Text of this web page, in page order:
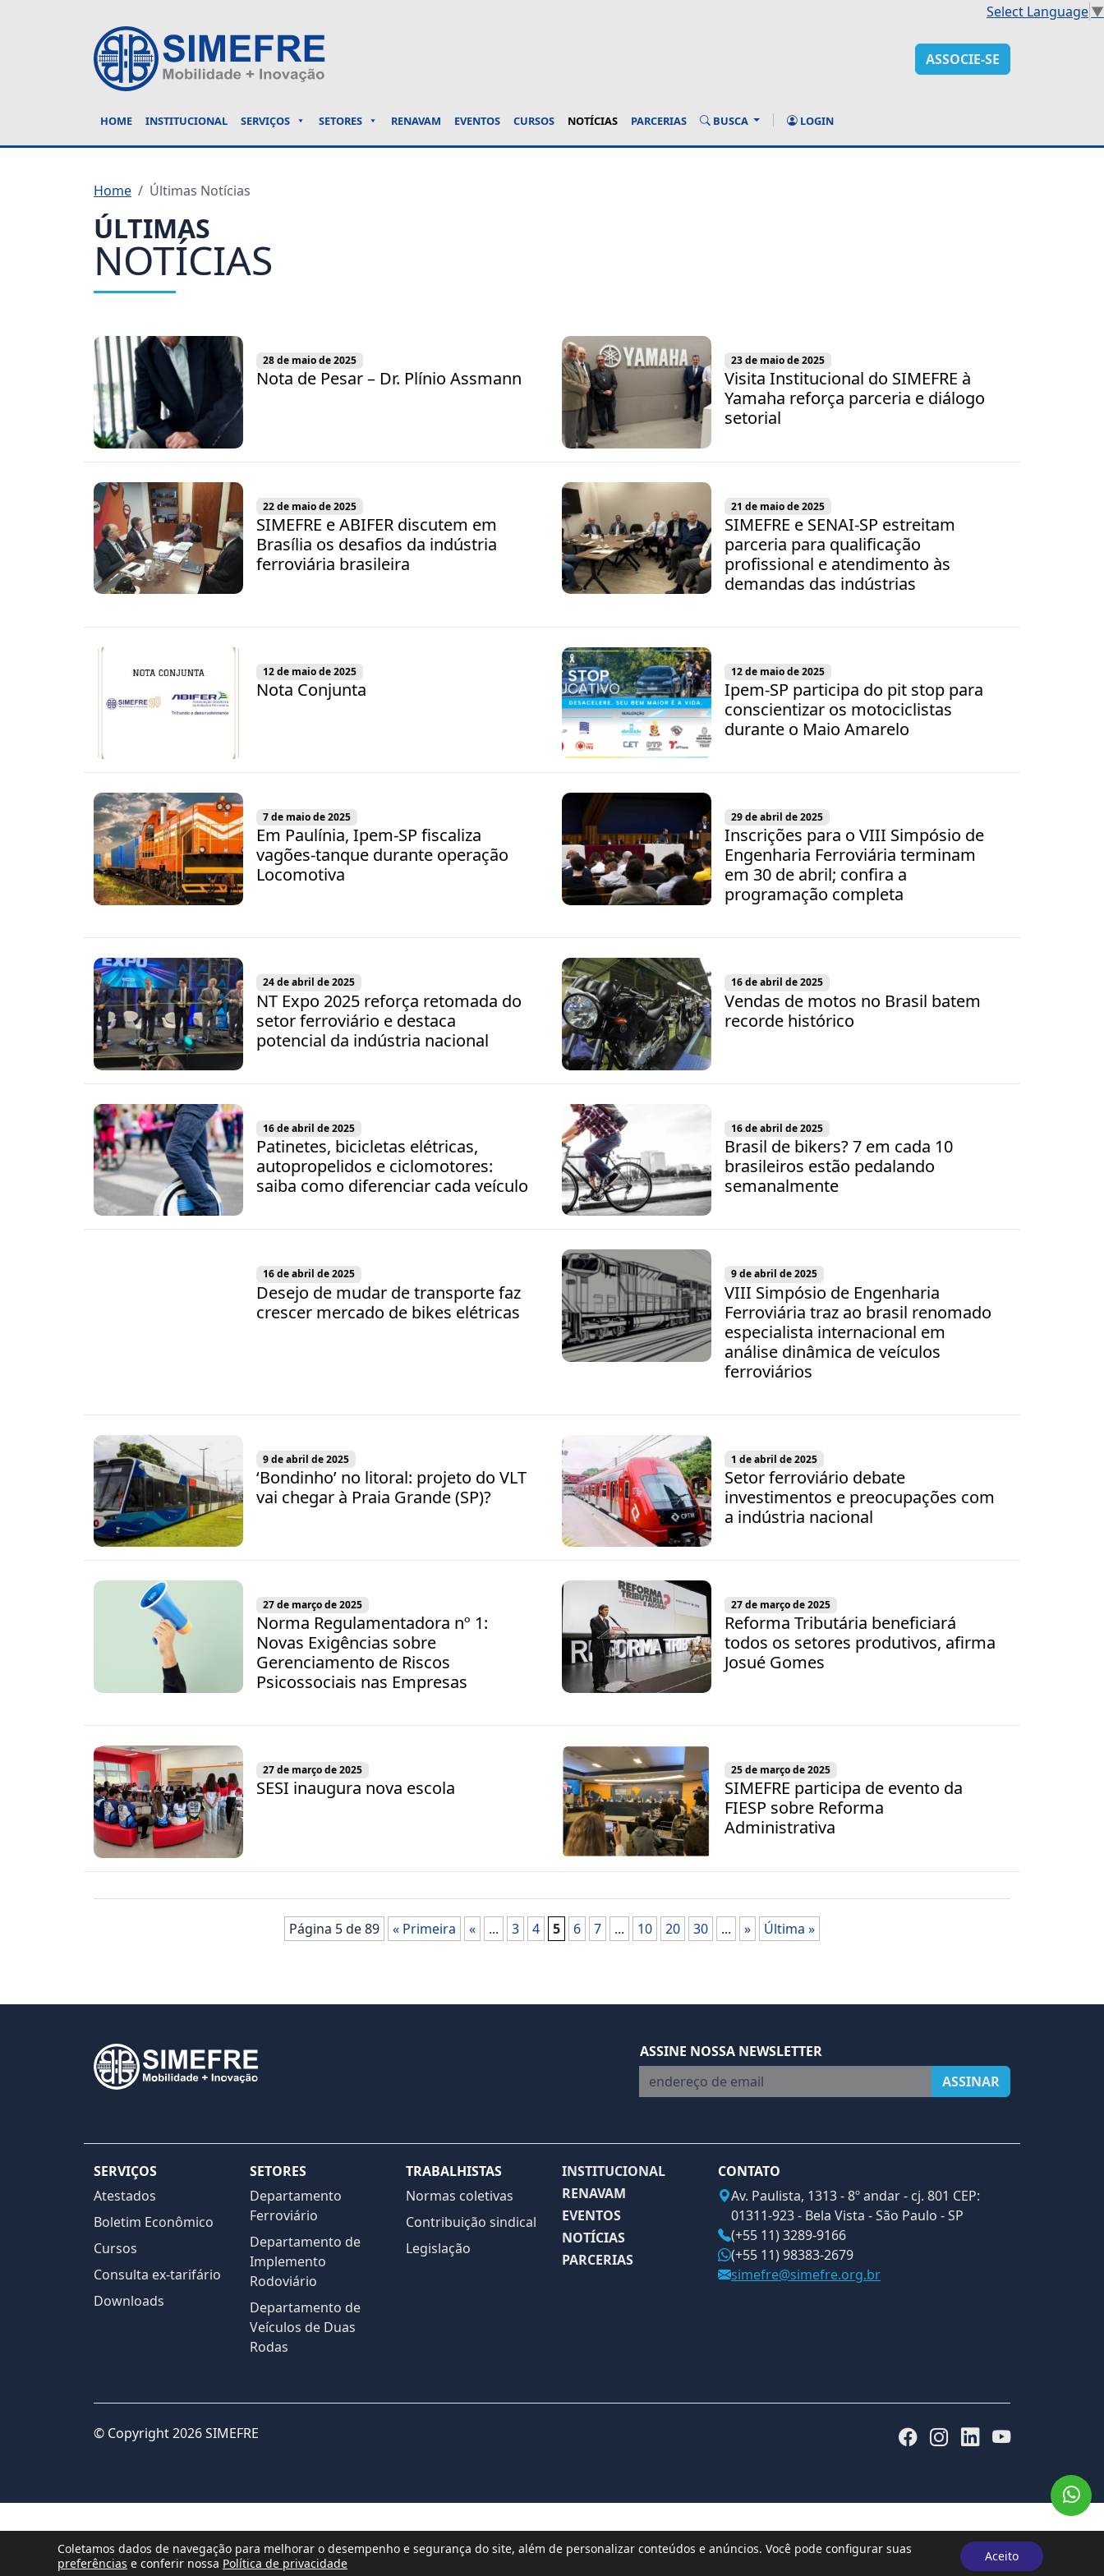
Select Language▼
ASSOCIE-SE
HOME INSTITUCIONAL SERVIÇOS SETORES RENAVAM EVENTOS CURSOS NOTÍCIAS PARCERIAS BUSCA LOGIN
Home Últimas Notícias
ÚLTIMAS
NOTÍCIAS
28 de maio de 2025
Nota de Pesar – Dr. Plínio Assmann
23 de maio de 2025
Visita Institucional do SIMEFRE à
Yamaha reforça parceria e diálogo
setorial
22 de maio de 2025
SIMEFRE e ABIFER discutem em
Brasília os desafios da indústria
ferroviária brasileira
21 de maio de 2025
SIMEFRE e SENAI-SP estreitam
parceria para qualificação
profissional e atendimento às
demandas das indústrias
12 de maio de 2025
Nota Conjunta
12 de maio de 2025
Ipem-SP participa do pit stop para
conscientizar os motociclistas
durante o Maio Amarelo
7 de maio de 2025
Em Paulínia, Ipem-SP fiscaliza
vagões-tanque durante operação
Locomotiva
29 de abril de 2025
Inscrições para o VIII Simpósio de
Engenharia Ferroviária terminam
em 30 de abril; confira a
programação completa
24 de abril de 2025
NT Expo 2025 reforça retomada do
setor ferroviário e destaca
potencial da indústria nacional
16 de abril de 2025
Vendas de motos no Brasil batem
recorde histórico
16 de abril de 2025
Patinetes, bicicletas elétricas,
autopropelidos e ciclomotores:
saiba como diferenciar cada veículo
16 de abril de 2025
Brasil de bikers? 7 em cada 10
brasileiros estão pedalando
semanalmente
16 de abril de 2025
Desejo de mudar de transporte faz
crescer mercado de bikes elétricas
9 de abril de 2025
VIII Simpósio de Engenharia
Ferroviária traz ao brasil renomado
especialista internacional em
análise dinâmica de veículos
ferroviários
9 de abril de 2025
‘Bondinho’ no litoral: projeto do VLT
vai chegar à Praia Grande (SP)?
1 de abril de 2025
Setor ferroviário debate
investimentos e preocupações com
a indústria nacional
27 de março de 2025
Norma Regulamentadora nº 1:
Novas Exigências sobre
Gerenciamento de Riscos
Psicossociais nas Empresas
27 de março de 2025
Reforma Tributária beneficiará
todos os setores produtivos, afirma
Josué Gomes
27 de março de 2025
SESI inaugura nova escola
25 de março de 2025
SIMEFRE participa de evento da
FIESP sobre Reforma
Administrativa
Página 5 de 89 « Primeira « ... 3 4 5 6 7 ... 10 20 30 ... » Última »
ASSINE NOSSA NEWSLETTER
endereço de email
ASSINAR
SERVIÇOS
Atestados
Boletim Econômico
Cursos
Consulta ex-tarifário
Downloads
SETORES
Departamento
Ferroviário
Departamento de
Implemento
Rodoviário
Departamento de
Veículos de Duas
Rodas
TRABALHISTAS
Normas coletivas
Contribuição sindical
Legislação
INSTITUCIONAL
RENAVAM
EVENTOS
NOTÍCIAS
PARCERIAS
CONTATO
Av. Paulista, 1313 - 8º andar - cj. 801 CEP:
01311-923 - Bela Vista - São Paulo - SP
(+55 11) 3289-9166
(+55 11) 98383-2679
simefre@simefre.org.br
© Copyright 2026 SIMEFRE
Coletamos dados de navegação para melhorar o desempenho e segurança do site, além de personalizar conteúdos e anúncios. Você pode configurar suas
preferências e conferir nossa Política de privacidade Aceito